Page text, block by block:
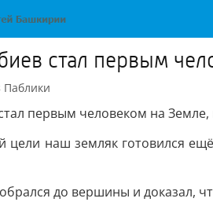
стал первым
Паблики
первым человеком на
цели наш земляк готовился
до вершины и доказал,